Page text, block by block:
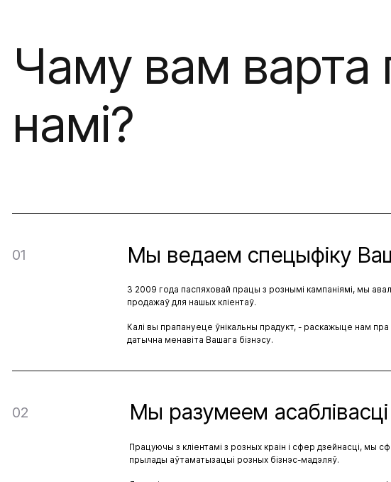
Чаму вам варта
намі?
01 Мы ведаем спецыфіку
З 2009 года паспяховай працы з рознымі кампаніямі, мы
продажаў для нашых кліентаў.
Калі вы прапануеце ўнікальны прадукт, - раскажыце нам
датычна менавіта Вашага бізнэсу.
02 Мы разумеем
Працуючы з кліентамі з розных краін і сфер дзейнасці, мы
прылады аўтаматызацыі розных бізнэс-мадэляў.